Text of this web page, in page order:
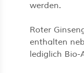
werden.
Roter
enthalten
lediglich Bio-